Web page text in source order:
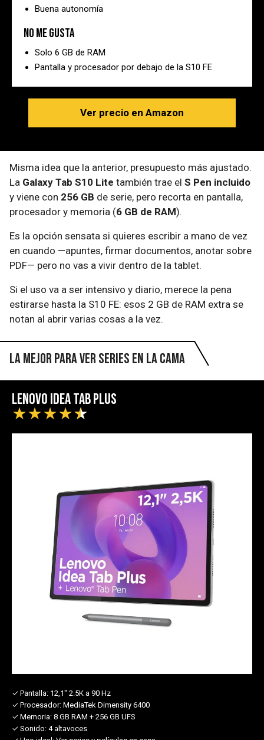
Buena autonomía
No me gusta
Solo 6 GB de RAM
Pantalla y procesador por debajo de la S10 FE
Ver precio en Amazon
Misma idea que la anterior, presupuesto más ajustado.
La Galaxy Tab S10 Lite también trae el S Pen incluido
y viene con 256 GB de serie, pero recorta en pantalla,
procesador y memoria (6 GB de RAM).
Es la opción sensata si quieres escribir a mano de vez
en cuando —apuntes, firmar documentos, anotar sobre
PDF— pero no vas a vivir dentro de la tablet.
Si el uso va a ser intensivo y diario, merece la pena
estirarse hasta la S10 FE: esos 2 GB de RAM extra se
notan al abrir varias cosas a la vez.
La mejor para ver series en la cama
Lenovo Idea Tab Plus
★★★★★
✓ Pantalla: 12,1" 2.5K a 90 Hz
✓ Procesador: MediaTek Dimensity 6400
✓ Memoria: 8 GB RAM + 256 GB UFS
✓ Sonido: 4 altavoces